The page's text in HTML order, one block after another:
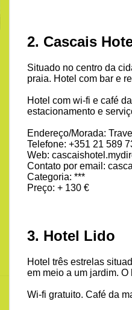
2. Cascais
Situado no centro da
praia. Hotel com bar e
Hotel com wi-fi e café
estacionamento e
Endereço/Morada:
Telefone: +351 21 589
Web:
Contato por email:
Categoria: ***
Preço: + 130 €
3. Hotel Lido
Hotel três estrelas
em meio a um jardim.
Wi-fi gratuito. Café da